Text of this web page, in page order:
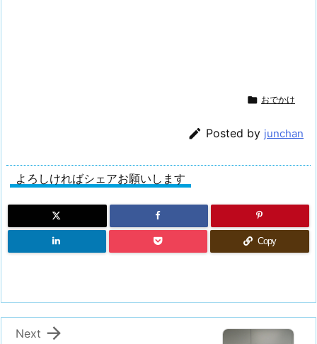
 おでかけ
 Posted by junchan
よろしければシェアお願いします
Copy

Next